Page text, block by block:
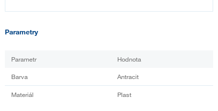
Parametry
Parametr Hodnota
Barva Antracit
Materiál Plast